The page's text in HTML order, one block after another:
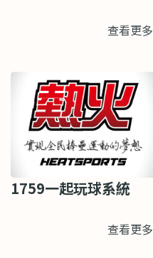
查看更多
1759一起玩球系統
查看更多